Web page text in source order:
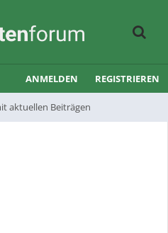
aktuellen Beiträgen
ANMELDEN REGISTRIEREN